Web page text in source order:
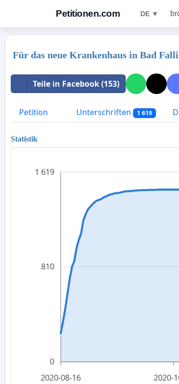
Petitionen.com DE ▼
Für das neue Krankenhaus in Bad
Teile in Facebook (153)
Petition Unterschriften 1 619
Statistik
0
810
1 619
2020-08-16 2020-